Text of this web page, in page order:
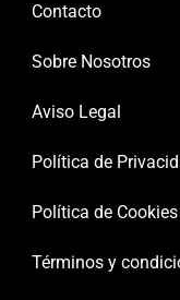
Contacto
Sobre Nosotros
Aviso Legal
Política de
Política de Cookies
Términos y